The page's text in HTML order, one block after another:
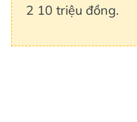
2 10 triệu đồng.